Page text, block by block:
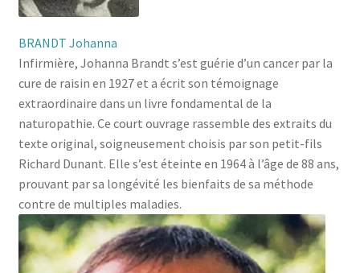
BRANDT Johanna
Infirmière, Johanna Brandt s’est guérie d’un cancer par la
cure de raisin en 1927 et a écrit son témoignage
extraordinaire dans un livre fondamental de la
naturopathie. Ce court ouvrage rassemble des extraits du
texte original, soigneusement choisis par son petit-fils
Richard Dunant. Elle s’est éteinte en 1964 à l’âge de 88 ans,
prouvant par sa longévité les bienfaits de sa méthode
contre de multiples maladies.